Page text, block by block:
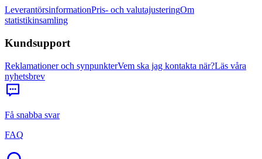
LeverantörsinformationPris- och valutajusteringOm
statistikinsamling
Kundsupport
Reklamationer och synpunkterVem ska jag kontakta när?Läs våra
nyhetsbrev
Få snabba svar
FAQ